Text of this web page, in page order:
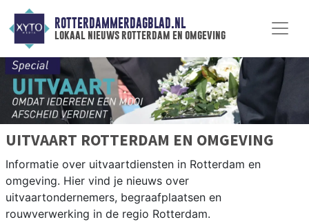
ROTTERDAMMERDAGBLAD.NL
lokaal nieuws rotterdam en omgeving
UITVAART ROTTERDAM EN OMGEVING
Informatie over uitvaartdiensten in Rotterdam en
omgeving. Hier vind je nieuws over
uitvaartondernemers, begraafplaatsen en
rouwverwerking in de regio Rotterdam.